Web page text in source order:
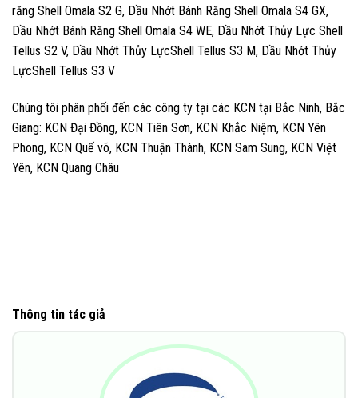
răng Shell Omala S2 G, Dầu Nhớt Bánh Răng Shell Omala S4 GX,
Dầu Nhớt Bánh Răng Shell Omala S4 WE, Dầu Nhớt Thủy Lực Shell
Tellus S2 V, Dầu Nhớt Thủy LựcShell Tellus S3 M, Dầu Nhớt Thủy
LựcShell Tellus S3 V
Chúng tôi phân phối đến các công ty tại các KCN tại Bắc Ninh, Bắc
Giang: KCN Đại Đồng, KCN Tiên Sơn, KCN Khắc Niệm, KCN Yên
Phong, KCN Quế võ, KCN Thuận Thành, KCN Sam Sung, KCN Việt
Yên, KCN Quang Châu
Thông tin tác giả